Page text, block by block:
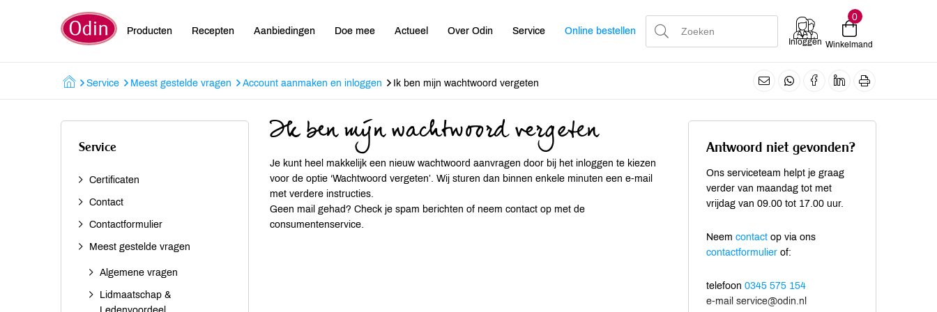
Producten Recepten Aanbiedingen Doe mee Actueel Over Odin Service Online bestellen
Inloggen
0
Winkelmand
Service Meest gestelde vragen Account aanmaken en inloggen Ik ben mijn wachtwoord vergeten
Service
Certificaten
Contact
Contactformulier
Meest gestelde vragen
Algemene vragen
Lidmaatschap &
Ik ben mijn wachtwoord vergeten
Je kunt heel makkelijk een nieuw wachtwoord aanvragen door bij het inloggen te kiezen
voor de optie ‘Wachtwoord vergeten’. Wij sturen dan binnen enkele minuten een e-mail
met verdere instructies.
Geen mail gehad? Check je spam berichten of neem contact op met de
consumentenservice.
Antwoord niet gevonden?
Ons serviceteam helpt je graag
verder van maandag tot met
vrijdag van 09.00 tot 17.00 uur.
Neem contact op via ons
contactformulier of:
telefoon 0345 575 154
e-mail service@odin.nl